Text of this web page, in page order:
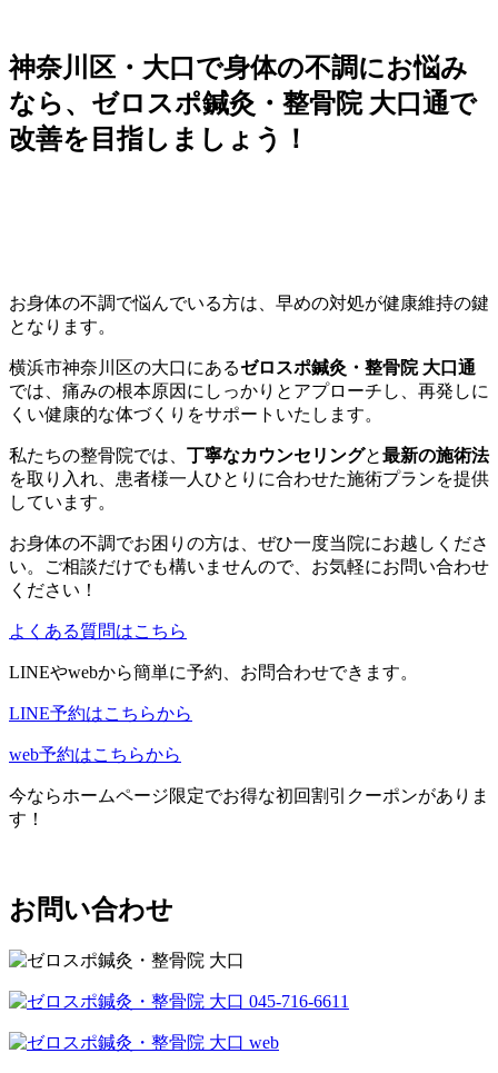
神奈川区・大口で身体の不調にお悩み
なら、ゼロスポ鍼灸・整骨院 大口通で
改善を目指しましょう！
お身体の不調で悩んでいる方は、早めの対処が健康維持の鍵
となります。
横浜市神奈川区の大口にあるゼロスポ鍼灸・整骨院 大口通
では、痛みの根本原因にしっかりとアプローチし、再発しに
くい健康的な体づくりをサポートいたします。
私たちの整骨院では、 丁寧なカウンセリングと最新の施術法
を取り入れ、患者様一人ひとりに合わせた施術プランを提供
しています。
お身体の不調でお困りの方は、ぜひ一度当院にお越しくださ
い。ご相談だけでも構いませんので、お気軽にお問い合わせ
ください！
よくある質問はこちら
LINEやwebから簡単に予約、お問合わせできます。
LINE予約はこちらから
web予約はこちらから
今ならホームページ限定でお得な初回割引クーポンがありま
す！
お問い合わせ